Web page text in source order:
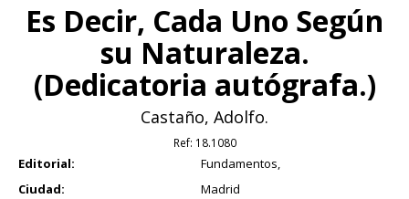
Es Decir, Cada Uno Según
su Naturaleza.
(Dedicatoria autógrafa.)
Castaño, Adolfo.
Ref: 18.1080
Editorial:
Fundamentos,
Ciudad:
Madrid